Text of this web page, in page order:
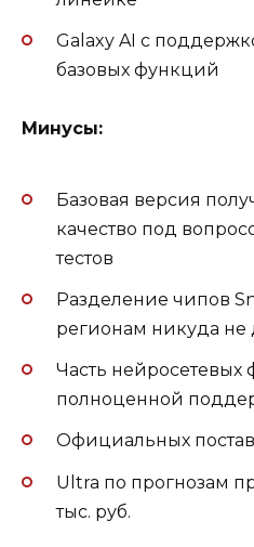
Galaxy AI с
базовых функций
Минусы:
Базовая версия
качество под
тестов
Разделение чипов
регионам никуда не
Часть нейросетевых
полноценной
Официальных
Ultra по прогнозам
тыс. руб.